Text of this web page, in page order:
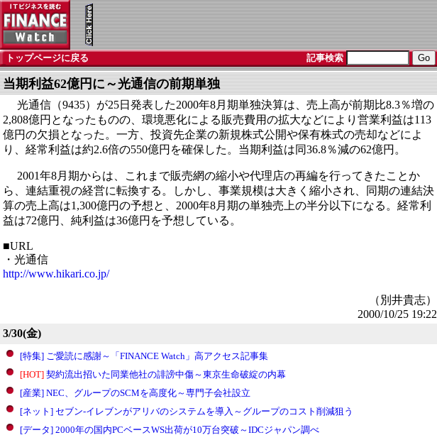
トップページに戻る 記事検索
当期利益62億円に～光通信の前期単独
光通信（9435）が25日発表した2000年8月期単独決算は、売上高が前期比8.3％増の
2,808億円となったものの、環境悪化による販売費用の拡大などにより営業利益は113
億円の欠損となった。一方、投資先企業の新規株式公開や保有株式の売却などによ
り、経常利益は約2.6倍の550億円を確保した。当期利益は同36.8％減の62億円。
2001年8月期からは、これまで販売網の縮小や代理店の再編を行ってきたことか
ら、連結重視の経営に転換する。しかし、事業規模は大きく縮小され、同期の連結決
算の売上高は1,300億円の予想と、2000年8月期の単独売上の半分以下になる。経常利
益は72億円、純利益は36億円を予想している。
■URL
・光通信
http://www.hikari.co.jp/
（別井貴志）
2000/10/25 19:22
3/30(金)
[特集] ご愛読に感謝～「FINANCE Watch」高アクセス記事集
[HOT] 契約流出招いた同業他社の誹謗中傷～東京生命破綻の内幕
[産業] NEC、グループのSCMを高度化～専門子会社設立
[ネット] セブン-イレブンがアリバのシステムを導入～グループのコスト削減狙う
[データ] 2000年の国内PCベースWS出荷が10万台突破～IDCジャパン調べ